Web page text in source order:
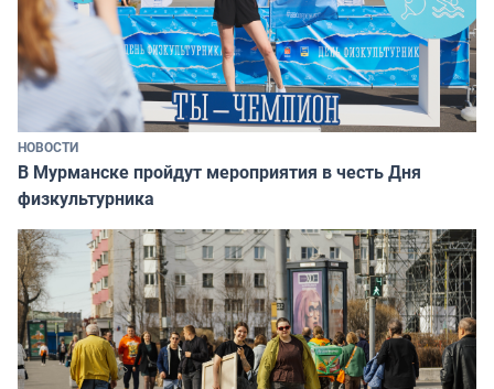
НОВОСТИ
В Мурманске пройдут мероприятия в честь Дня
физкультурника